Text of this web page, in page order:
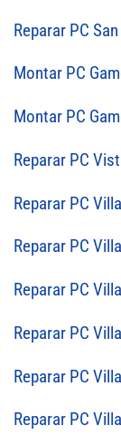
Reparar PC
Montar PC
Montar PC
Reparar PC
Reparar PC
Reparar PC
Reparar PC
Reparar PC
Reparar PC
Reparar PC